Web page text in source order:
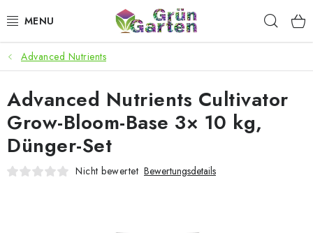
Inhalt
ANGEBOTE
LED PFLANZENLAMPEN
ANBAUBEDARF FÜR DEN HEIMANBAU
AQUARISTIK
Advanced Nutrients
Advanced Nutrients Cultivator
Grow-Bloom-Base 3× 10 kg,
Dünger-Set
Nicht bewertet Bewertungsdetails